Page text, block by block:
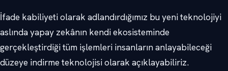
İfade kabiliyeti olarak adlandırdığımız bu yeni teknolojiyi
aslında yapay zekânın kendi ekosisteminde
gerçekleştirdiği tüm işlemleri insanların anlayabileceği
düzeye indirme teknolojisi olarak açıklayabiliriz.